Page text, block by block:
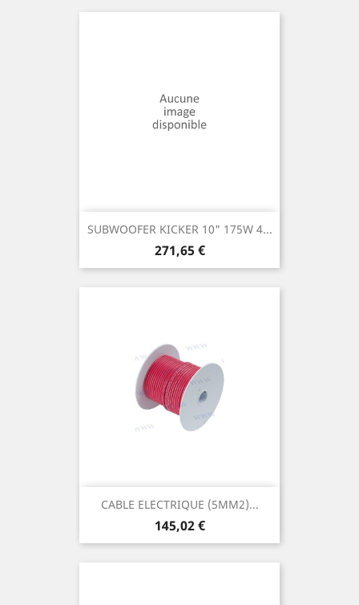
SUBWOOFER KICKER 10" 175W 4...
Prix
271,65 €
CABLE ELECTRIQUE (5MM2)...
Prix
145,02 €